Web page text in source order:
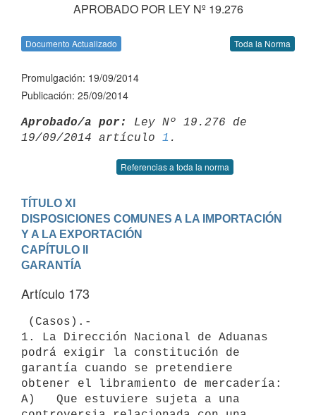
APROBADO POR LEY Nº 19.276
Documento Actualizado Toda la Norma
Promulgación: 19/09/2014
Publicación: 25/09/2014
Aprobado/a por:
Ley Nº 19.276 de
19/09/2014 artículo 1
Referencias a toda la norma
TÍTULO XI
DISPOSICIONES COMUNES A LA IMPORTACIÓN
Y A LA EXPORTACIÓN
CAPÍTULO II
GARANTÍA
Artículo 173
1. La Dirección Nacional de Aduanas
podrá exigir la constitución de
garantía cuando se pretendiere
obtener el libramiento de mercadería:
A)   Que estuviere sujeta a una